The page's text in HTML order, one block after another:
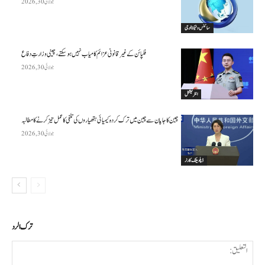
سائنس وٹیکنالوجی
انٹرنیشنل
فلپائن کے غیر قانونی عزائم کامیاب نہیں ہو سکتے ، چینی وزارتِ دفاع
جولائی 30, 2026
ڈپلومیٹک کارنر
چین کا جاپان سے چین میں ترک کردہ کیمیائی ہتھیاروں کی تلفی کا عمل تیز کرنے کا مطالبہ
جولائی 30, 2026
ترك الرد